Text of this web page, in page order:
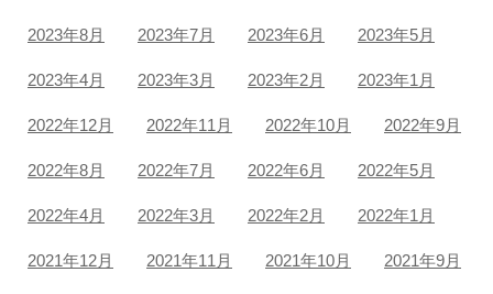
2023年8月 2023年7月 2023年6月 2023年5月
2023年4月 2023年3月 2023年2月 2023年1月
2022年12月 2022年11月 2022年10月 2022年9月
2022年8月 2022年7月 2022年6月 2022年5月
2022年4月 2022年3月 2022年2月 2022年1月
2021年12月 2021年11月 2021年10月 2021年9月